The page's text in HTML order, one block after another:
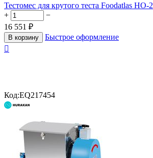
Тестомес для крутого теста Foodatlas HO-2
+
−
16 551 ₽
В корзину
Быстрое оформление

Код:EQ217454